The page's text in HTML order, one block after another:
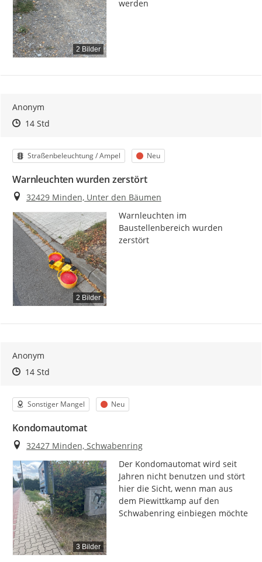
2 Bilder
werden
Anonym
Zeitpunkt des Erstellens
Zeitpunkt des Erstellens
14 StdZur Äußerung
Kategorie
Straßenbeleuchtung / Ampel Status
Neu
Warnleuchten wurden zerstört
Ort
32429 Minden, Unter den Bäumen
2 Bilder
Warnleuchten im
Baustellenbereich wurden
zerstört
Anonym
Zeitpunkt des Erstellens
Zeitpunkt des Erstellens
14 StdZur Äußerung
Kategorie
Sonstiger Mangel Status
Neu
Kondomautomat
Ort
32427 Minden, Schwabenring
3 Bilder
Der Kondomautomat wird seit
Jahren nicht benutzen und stört
hier die Sicht, wenn man aus
dem Piewittkamp auf den
Schwabenring einbiegen möchte